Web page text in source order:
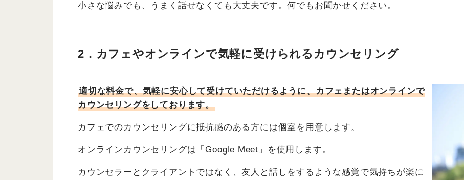
小さな悩みでも、うまく話せなくても大丈夫です。何でもお聞かせください。
2．カフェやオンラインで気軽に受けられるカウンセリング
適切な料金で、気軽に安心して受けていただけるように、カフェまたはオンラインで
カウンセリングをしております。
カフェでのカウンセリングに抵抗感のある方には個室を用意します。
オンラインカウンセリングは「Google Meet」を使用します。
カウンセラーとクライアントではなく、友人と話しをするような感覚で気持ちが楽に